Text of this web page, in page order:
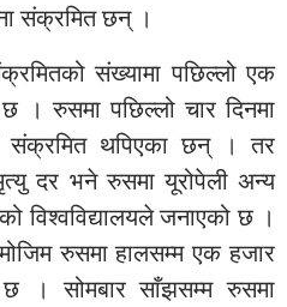
संक्रमित छन् ।
संख्यामा पछिल्लो एक
छ । रुसमा पछिल्लो चार दिनमा
संक्रमित थपिएका छन् । तर
दर भने रुसमा यूरोपेली अन्य
विश्वविद्यालयले जनाएको छ ।
रुसमा हालसम्म एक हजार
। सोमबार साँझसम्म रुसमा